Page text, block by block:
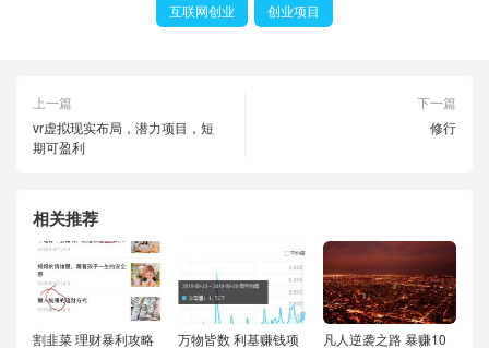
互联网创业 创业项目
上一篇
vr虚拟现实布局，潜力项目，短
期可盈利
下一篇
修行
相关推荐
割韭菜 理财暴利攻略 万物皆数 利基赚钱项 凡人逆袭之路 暴赚10